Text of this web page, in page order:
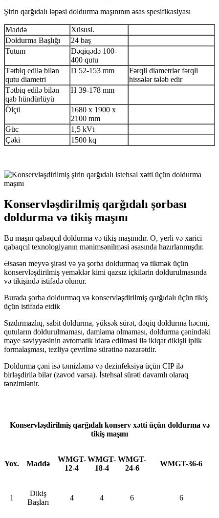
Şirin qarğıdalı ləpəsi doldurma maşınının əsas spesifikasiyası
Maddə
Xüsusi.
Doldurma Başlığı
24 baş
Tutum
Dəqiqədə 100-
400 qutu
Tətbiq edilə bilən
qutu diametri
D 52-153 mm
Fərqli diametrlər fərqli
hissələr tələb edir
Tətbiq edilə bilən
qab hündürlüyü
H 39-178 mm
Ölçü
1680 x 1900 x
2100 mm
Güc
1,5 kVt
Çəki
1500 kq
Konservləşdirilmiş qarğıdalı şorbası
doldurma və tikiş maşını
Bu maşın qabaqcıl doldurma və tikiş maşınıdır. O, yerli və xarici
qabaqcıl texnologiyanın mənimsənilməsi əsasında hazırlanmışdır.
Əsasən meyvə şirəsi və ya şorba doldurmaq və tikmək üçün
konservləşdirilmiş yeməklər kimi qazsız içkilərin doldurulmasında
və tikişində istifadə olunur.
Burada şorba doldurmaq və konservləşdirilmiş qarğıdalı üçün tikiş
üçün istifadə etdik
Sızdırmazlıq, sabit doldurma, yüksək sürət, dəqiq doldurma həcmi,
qutuların doldurulmaması, damlama olmaması, doldurma çənindəki
maye səviyyəsinin avtomatik idarə edilməsi ilə ikiqat dikişli iplik
formalaşması, tezliyə çevrilmə sürətinə nəzarətdir.
Doldurma çəni isə təmizləmə və dezinfeksiya üçün CIP ilə
birləşdirilə bilər (zavod varsa). İstehsal sürəti davamlı olaraq
tənzimlənir.
Konservləşdirilmiş qarğıdalı konserv xətti üçün doldurma və
tikiş maşını
Yox. Maddə
WMGT-
12-4
WMGT-
18-4
WMGT-
24-6
WMGT-36-6
1
Dikiş
Başları
4 4 6 6